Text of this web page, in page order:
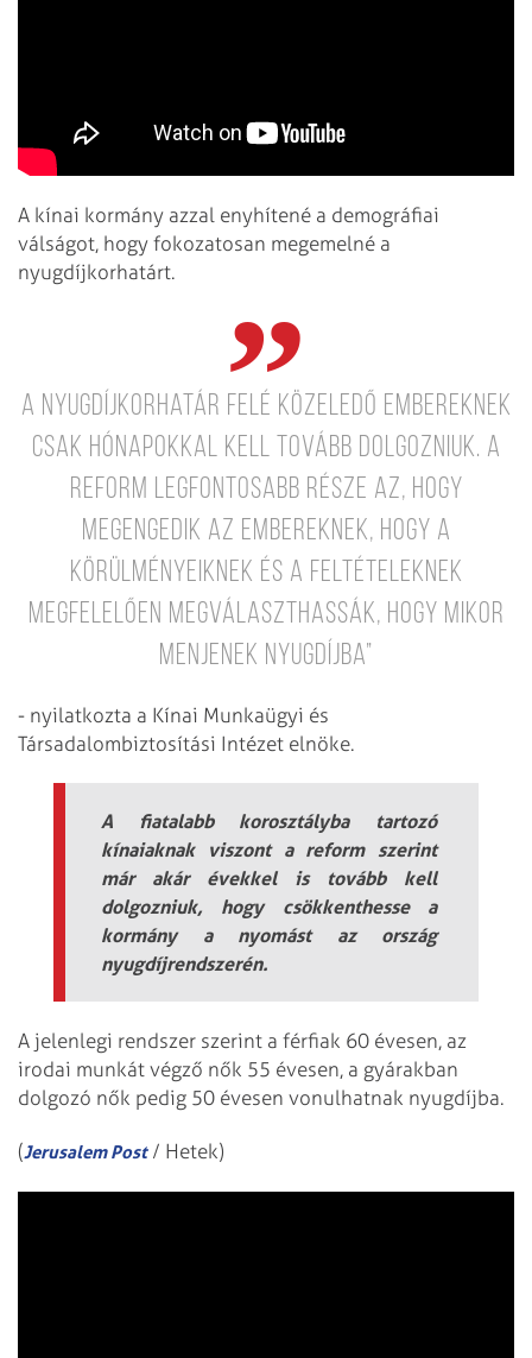
A kínai kormány azzal enyhítené a demográfiai
válságot, hogy fokozatosan megemelné a
nyugdíjkorhatárt.
A nyugdíjkorhatár felé közeledő embereknek
csak hónapokkal kell tovább dolgozniuk. A
reform legfontosabb része az, hogy
megengedik az embereknek, hogy a
körülményeiknek és a feltételeknek
megfelelően megválaszthassák, hogy mikor
menjenek nyugdíjba”
- nyilatkozta a Kínai Munkaügyi és
Társadalombiztosítási Intézet elnöke.
A fiatalabb korosztályba tartozó
kínaiaknak viszont a reform szerint
már akár évekkel is tovább kell
dolgozniuk, hogy csökkenthesse a
kormány a nyomást az ország
nyugdíjrendszerén.
A jelenlegi rendszer szerint a férfiak 60 évesen, az
irodai munkát végző nők 55 évesen, a gyárakban
dolgozó nők pedig 50 évesen vonulhatnak nyugdíjba.
(Jerusalem Post/ Hetek)